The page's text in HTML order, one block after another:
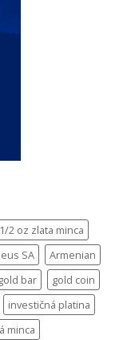
1/2 oz zlata minca
SA
Armenian
gold bar
gold coin
investičná platina
minca